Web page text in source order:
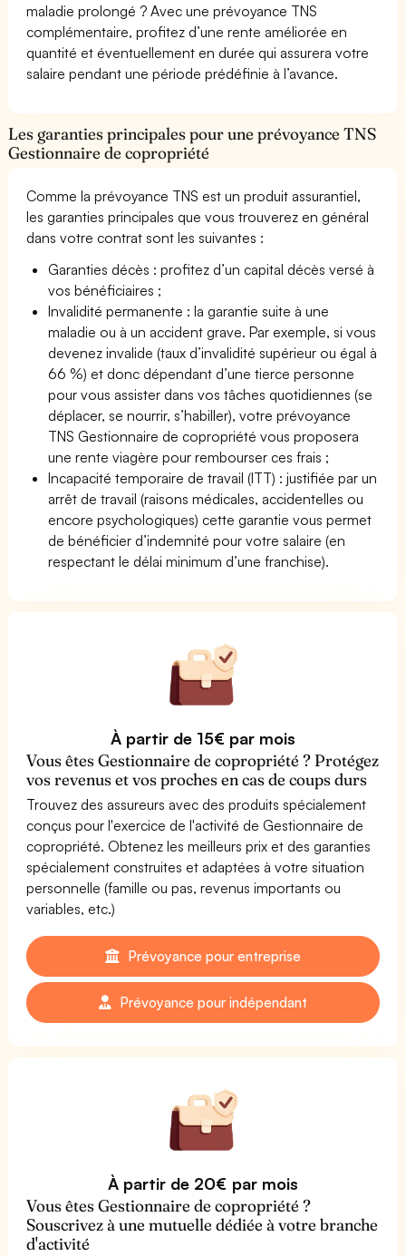
maladie prolongé ? Avec une prévoyance TNS
complémentaire, profitez d’une rente améliorée en
quantité et éventuellement en durée qui assurera votre
salaire pendant une période prédéfinie à l’avance.
Les garanties principales pour une prévoyance TNS
Gestionnaire de copropriété
Comme la prévoyance TNS est un produit assurantiel,
les garanties principales que vous trouverez en général
dans votre contrat sont les suivantes :
Garanties décès : profitez d’un capital décès versé à
vos bénéficiaires ;
Invalidité permanente : la garantie suite à une
maladie ou à un accident grave. Par exemple, si vous
devenez invalide (taux d’invalidité supérieur ou égal à
66 %) et donc dépendant d’une tierce personne
pour vous assister dans vos tâches quotidiennes (se
déplacer, se nourrir, s’habiller), votre prévoyance
TNS Gestionnaire de copropriété vous proposera
une rente viagère pour rembourser ces frais ;
Incapacité temporaire de travail (ITT) : justifiée par un
arrêt de travail (raisons médicales, accidentelles ou
encore psychologiques) cette garantie vous permet
de bénéficier d’indemnité pour votre salaire (en
respectant le délai minimum d’une franchise).
À partir de 15€ par mois
Vous êtes Gestionnaire de copropriété ? Protégez
vos revenus et vos proches en cas de coups durs
Trouvez des assureurs avec des produits spécialement
conçus pour l'exercice de l'activité de Gestionnaire de
copropriété. Obtenez les meilleurs prix et des garanties
spécialement construites et adaptées à votre situation
personnelle (famille ou pas, revenus importants ou
variables, etc.)
Prévoyance pour entreprise
Prévoyance pour indépendant
À partir de 20€ par mois
Vous êtes Gestionnaire de copropriété ?
Souscrivez à une mutuelle dédiée à votre branche
d'activité